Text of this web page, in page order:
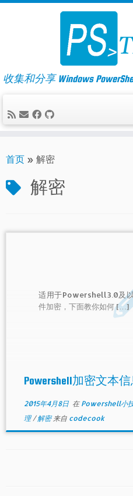
Skip
收集和分享 Windows
首页 » 解密
解密
适用于Powershell3.0及
件加密，下面教你如何 […]
Powershell加密文本信
2015年4月8日在 Powershell小
理/解密来自 codecook